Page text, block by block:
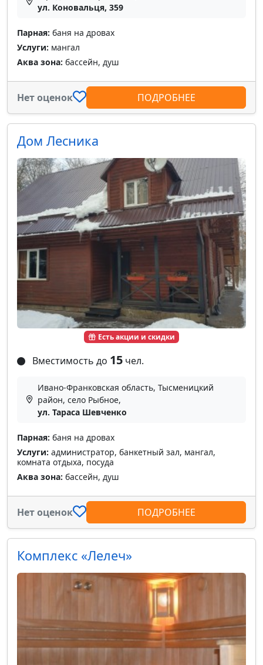
ул. Коновальця, 359
Парная: баня на дровах
Услуги: мангал
Аква зона: бассейн, душ
Нет оценок ПОДРОБНЕЕ
Есть акции и скидки
Дом Лесника
Вместимость до 15 чел.
Ивано-Франковская область, Тысменицкий
район, село Рыбное,
ул. Тараса Шевченко
Парная: баня на дровах
Услуги: администратор, банкетный зал, мангал,
комната отдыха, посуда
Аква зона: бассейн, душ
Нет оценок ПОДРОБНЕЕ
Комплекс «Лелеч»